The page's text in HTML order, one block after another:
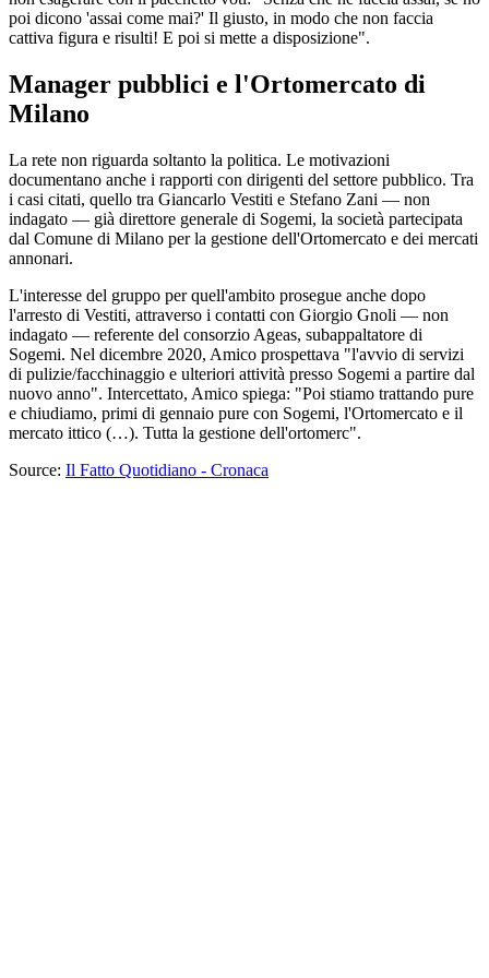
poi dicono 'assai come mai?' Il giusto, in modo che non faccia
cattiva figura e risulti! E poi si mette a disposizione".
Manager pubblici e l'Ortomercato di
Milano
La rete non riguarda soltanto la politica. Le motivazioni
documentano anche i rapporti con dirigenti del settore pubblico. Tra
i casi citati, quello tra Giancarlo Vestiti e Stefano Zani — non
indagato — già direttore generale di Sogemi, la società partecipata
dal Comune di Milano per la gestione dell'Ortomercato e dei mercati
annonari.
L'interesse del gruppo per quell'ambito prosegue anche dopo
l'arresto di Vestiti, attraverso i contatti con Giorgio Gnoli — non
indagato — referente del consorzio Ageas, subappaltatore di
Sogemi. Nel dicembre 2020, Amico prospettava "l'avvio di servizi
di pulizie/facchinaggio e ulteriori attività presso Sogemi a partire dal
nuovo anno". Intercettato, Amico spiega: "Poi stiamo trattando pure
e chiudiamo, primi di gennaio pure con Sogemi, l'Ortomercato e il
mercato ittico (…). Tutta la gestione dell'ortomerc".
Source: Il Fatto Quotidiano - Cronaca